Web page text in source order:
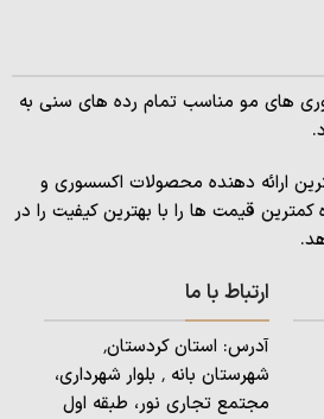
های مو مناسب تمام رده های سنی به
ارائه دهنده محصولات اکسسوری و
قیمت ها را با بهترین کیفیت را در
ارتباط با ما
آدرس: استان کردستان٬
شهرستان بانه ٬ بلوار شهرداری،
مجتمع تجاری نور، طبقه اول